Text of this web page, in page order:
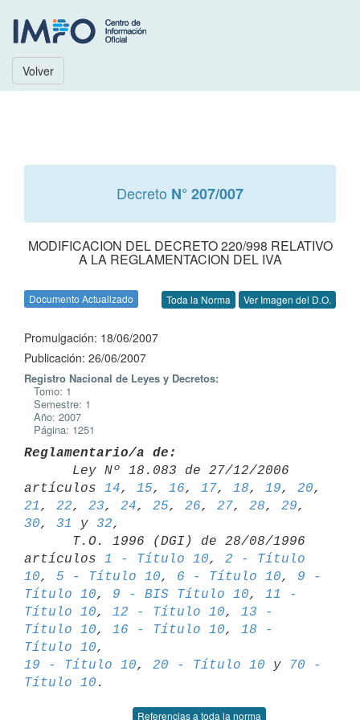
Volver
Decreto N° 207/007
MODIFICACION DEL DECRETO 220/998 RELATIVO
A LA REGLAMENTACION DEL IVA
Documento Actualizado Toda la Norma Ver Imagen del D.O.
Promulgación: 18/06/2007
Publicación: 26/06/2007
Registro Nacional de Leyes y Decretos:
Tomo: 1
Semestre: 1
Año: 2007
Página: 1251
Reglamentario/a de:
artículos 14, 15, 16, 17, 18, 19, 20
21 , 22, 23, 24, 25, 26, 27, 28, 29
30, 31 y 32,
artículos 1 - Título 10, 2 - Título
10, 5 - Título 10, 6 - Título 10, 9 -
Título 10, 9 - BIS Título 10, 11 -
Título 10, 12 - Título 10, 13 -
Título 10, 16 - Título 10, 18 -
Título 10
19 - Título 10, 20 - Título 10 y
70 -
Título 10
Referencias a toda la norma